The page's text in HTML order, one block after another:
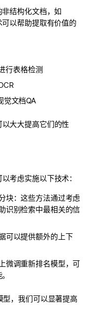
结构化文档，如
以帮助提取有价值的
行表格检测
觉文档QA
大大提高它们的性
考虑实施以下技术：
块：这些方法通过考虑
识别检索中最相关的信
可以提供额外的上下
微调重新排名模型，可
，我们可以显著提高